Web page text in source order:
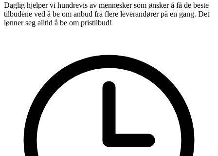
Daglig hjelper vi hundrevis av mennesker som ønsker å få de beste
tilbudene ved å be om anbud fra flere leverandører på en gang. Det
lønner seg alltid å be om pristilbud!